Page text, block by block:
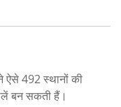
ऐसे 492 स्थानों की
बन सकती हैं।